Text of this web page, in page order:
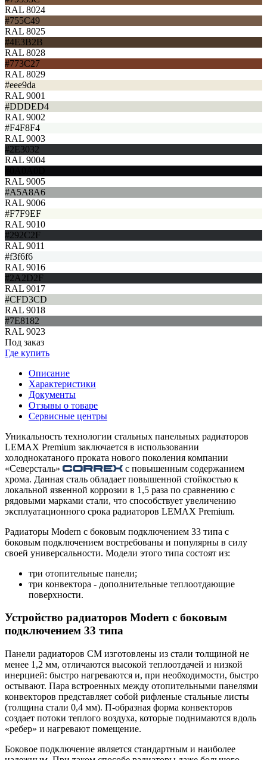
RAL 8024
#755C49
RAL 8025
#4E3B2B
RAL 8028
#773C27
RAL 8029
#eee9da
RAL 9001
#DDDED4
RAL 9002
#F4F8F4
RAL 9003
#2E3032
RAL 9004
RAL 9005
#A5A8A6
RAL 9006
#F7F9EF
RAL 9010
#292C2F
RAL 9011
#f3f6f6
RAL 9016
#2A2D2F
RAL 9017
#CFD3CD
RAL 9018
#7E8182
RAL 9023
Под заказ
Где купить
Описание
Характеристики
Документы
Отзывы о товаре
Сервисные центры
Уникальность технологии стальных панельных радиаторов
LEMAX Premium заключается в использовании
холоднокатаного проката нового поколения компании
«Северсталь»
с повышенным содержанием
хрома. Данная сталь обладает повышенной стойкостью к
локальной язвенной коррозии в 1,5 раза по сравнению с
рядовыми марками стали, что способствует увеличению
эксплуатационного срока радиаторов LEMAX Premium.
Радиаторы Modern с боковым подключением 33 типа с
боковым подключением востребованы и популярны в силу
своей универсальности. Модели этого типа состоят из:
три отопительные панели;
три конвектора - дополнительные теплоотдающие
поверхности.
Устройство радиаторов Modern с боковым
подключением 33 типа
Панели радиаторов CM изготовлены из стали толщиной не
менее 1,2 мм, отличаются высокой теплоотдачей и низкой
инерцией: быстро нагреваются и, при необходимости, быстро
остывают. Пара встроенных между отопительными панелями
конвекторов представляет собой рифленые стальные листы
(толщина стали 0,4 мм). П-образная форма конвекторов
создает потоки теплого воздуха, которые поднимаются вдоль
«ребер» и нагревают помещение.
Боковое подключение является стандартным и наиболее